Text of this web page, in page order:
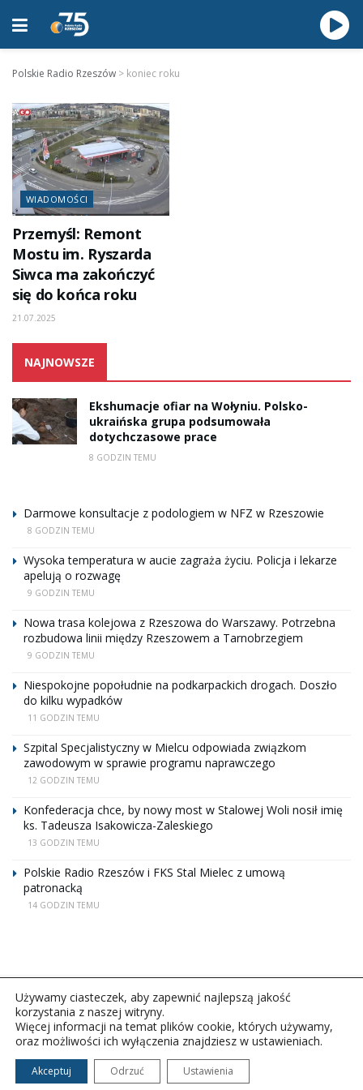
Polskie Radio Rzeszów > koniec roku
WIADOMOŚCI
Przemyśl: Remont
Mostu im. Ryszarda
Siwca ma zakończyć
się do końca roku
21.07.2025
NAJNOWSZE
Ekshumacje ofiar na Wołyniu. Polsko-
ukraińska grupa podsumowała
dotychczasowe prace
8 GODZIN TEMU
Darmowe konsultacje z podologiem w NFZ w Rzeszowie
8 GODZIN TEMU
Wysoka temperatura w aucie zagraża życiu. Policja i lekarze
apelują o rozwagę
9 GODZIN TEMU
Nowa trasa kolejowa z Rzeszowa do Warszawy. Potrzebna
rozbudowa linii między Rzeszowem a Tarnobrzegiem
9 GODZIN TEMU
Niespokojne popołudnie na podkarpackich drogach. Doszło
do kilku wypadków
11 GODZIN TEMU
Szpital Specjalistyczny w Mielcu odpowiada związkom
zawodowym w sprawie programu naprawczego
12 GODZIN TEMU
Konfederacja chce, by nowy most w Stalowej Woli nosił imię
ks. Tadeusza Isakowicza-Zaleskiego
13 GODZIN TEMU
Polskie Radio Rzeszów i FKS Stal Mielec z umową
patronacką
14 GODZIN TEMU
Copyright © 2026Polskie Radio Rzeszów S.A. w likwidacj.
Wszelkie prawa zastrzeżone.
Używamy ciasteczek, aby zapewnić najlepszą jakość
korzystania z naszej witryny.
Więcej informacji na temat plików cookie, których używamy,
oraz możliwości ich wyłączenia znajdziesz w ustawieniach.
Akceptuj Odrzuć Ustawienia